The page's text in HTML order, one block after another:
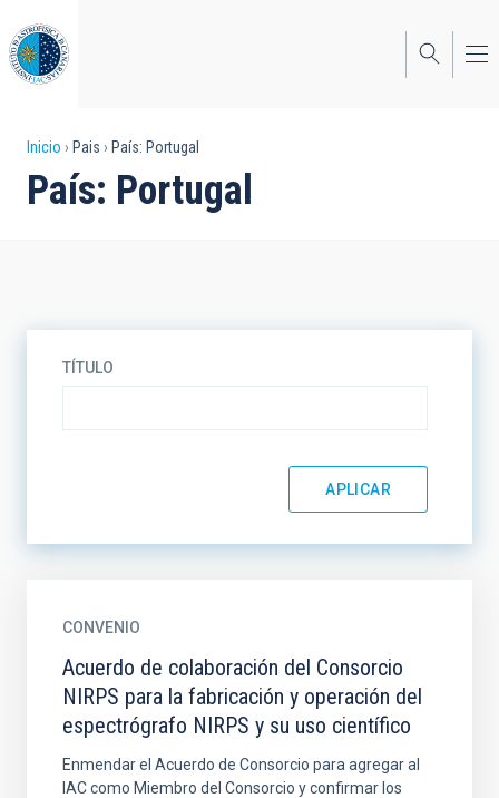
al
contenido
principal
Sobrescribir
enlaces
navegación
Inicio Pais País: Portugal
País: Portugal
TÍTULO
CONVENIO
Acuerdo de colaboración del Consorcio
NIRPS para la fabricación y operación del
espectrógrafo NIRPS y su uso científico
Enmendar el Acuerdo de Consorcio para agregar al
IAC como Miembro del Consorcio y confirmar los